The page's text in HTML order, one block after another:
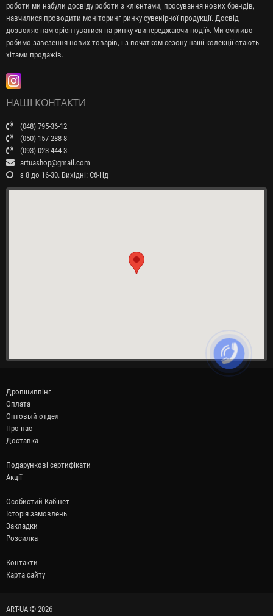
роботи ми набули досвіду роботи з клієнтами, просування нових брендів,
навчилися проводити моніторинг ринку сувенірної продукції. Досвід
дозволяє нам орієнтуватися на ринку «випереджаючи події». Ми сміливо
робимо завезення нових товарів, і з початком сезону наші колекції стають
хітами продажів.
НАШІ КОНТАКТИ
(048) 795-36-12
(050) 157-288-8
(093) 023-444-3
artuashop@gmail.com
з 8 до 16-30. Вихідні: Сб-Нд
Дропшиппінг
Оплата
Оптовый отдел
Про нас
Доставка
Подарункові сертифікати
Акції
Особистий Кабінет
Історія замовлень
Закладки
Розсилка
Контакти
Карта сайту
ART-UA © 2026